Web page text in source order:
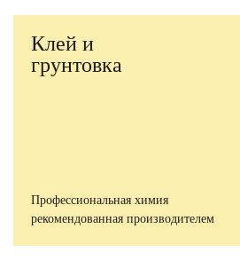
Клей и
грунтовка
Профессиональная химия
рекомендованная производителем